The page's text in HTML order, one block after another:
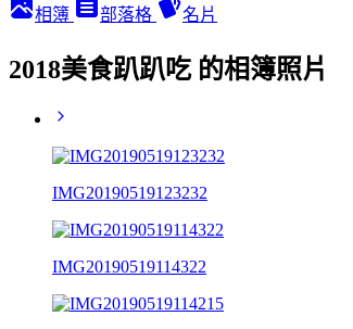
相簿 部落格 名片
2018美食趴趴吃 的相簿照片
IMG20190519123232
IMG20190519114322